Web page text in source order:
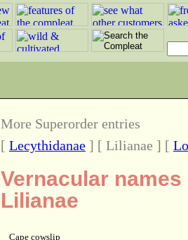
More Superorder entries
[ Lecythidanae ] [ Lilianae ] [
Vernacular
Lilianae
Cape cowslip